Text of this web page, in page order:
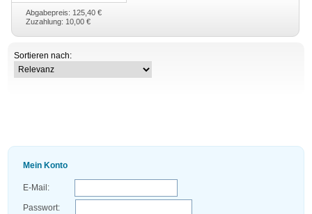
Abgabepreis: 125,40 €
Zuzahlung: 10,00 €
Sortieren nach:
Mein Konto
E-Mail:
Passwort: